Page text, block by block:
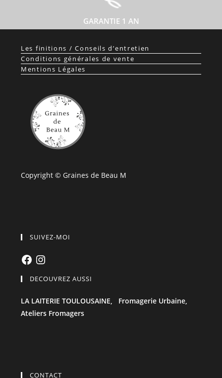
GARANTIE 1 AN
Les finitions / Conseils d’entretien
Conditions générales de vente
Mentions Légales
Copyright © Graines de Beau M
SUIVEZ-MOI
FacebookInstagram
DECOUVREZ AUSSI
LA LAITERIE TOULOUSAINE, Fromagerie Urbaine,
Ateliers Fromagers
CONTACT